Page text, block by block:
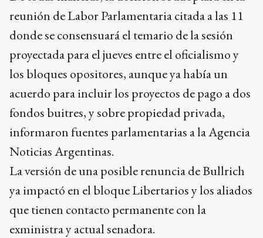
reunión de Labor Parlamentaria citada a las 11
donde se consensuará el temario de la sesión
proyectada para el jueves entre el oficialismo y
los bloques opositores, aunque ya había un
acuerdo para incluir los proyectos de pago a dos
fondos buitres, y sobre propiedad privada,
informaron fuentes parlamentarias a la Agencia
Noticias Argentinas.
La versión de una posible renuncia de Bullrich
ya impactó en el bloque Libertarios y los aliados
que tienen contacto permanente con la
exministra y actual senadora.